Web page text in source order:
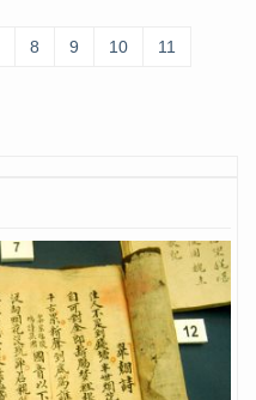
8 9 10 11